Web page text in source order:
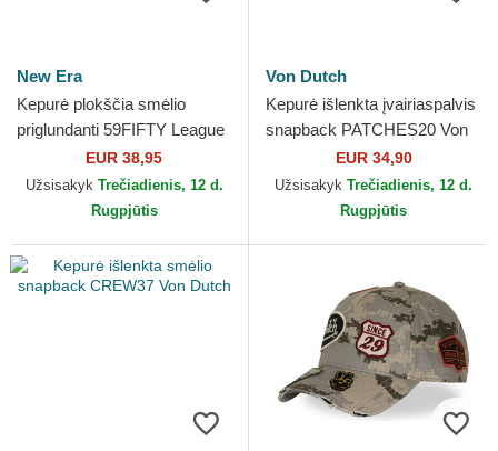
New Era
Kepurė plokščia smėlio
priglundanti 59FIFTY League
Essential New York Yankees
MLB New Era
EUR 38,95
Užsisakyk Trečiadienis, 12 d.
Rugpjūtis
Von Dutch
Kepurė išlenkta įvairiaspalvis
snapback PATCHES20 Von
EUR 34,90
Užsisakyk Trečiadienis, 12 d.
Rugpjūtis